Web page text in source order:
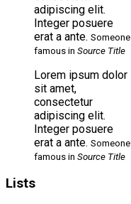
adipiscing elit.
Integer posuere
erat a ante. Someone
famous in Source Title
Lorem ipsum dolor
sit amet,
consectetur
adipiscing elit.
Integer posuere
erat a ante. Someone
famous in Source Title
Lists